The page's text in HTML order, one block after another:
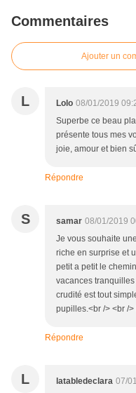
Commentaires
Ajouter un
L Lolo 08/01/2019
Superbe ce beau
présente tous mes
joie, amour et bien
Répondre
S samar 08/01/2019
Je vous souhaite
riche en surprise et
petit a petit le
vacances
crudité est tout
pupilles.<br /> <br /
Répondre
L latabledeclara 07/